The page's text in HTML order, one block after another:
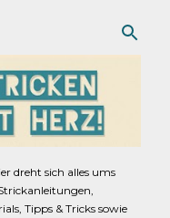
dreht sich alles ums
Tipps & Tricks sowie